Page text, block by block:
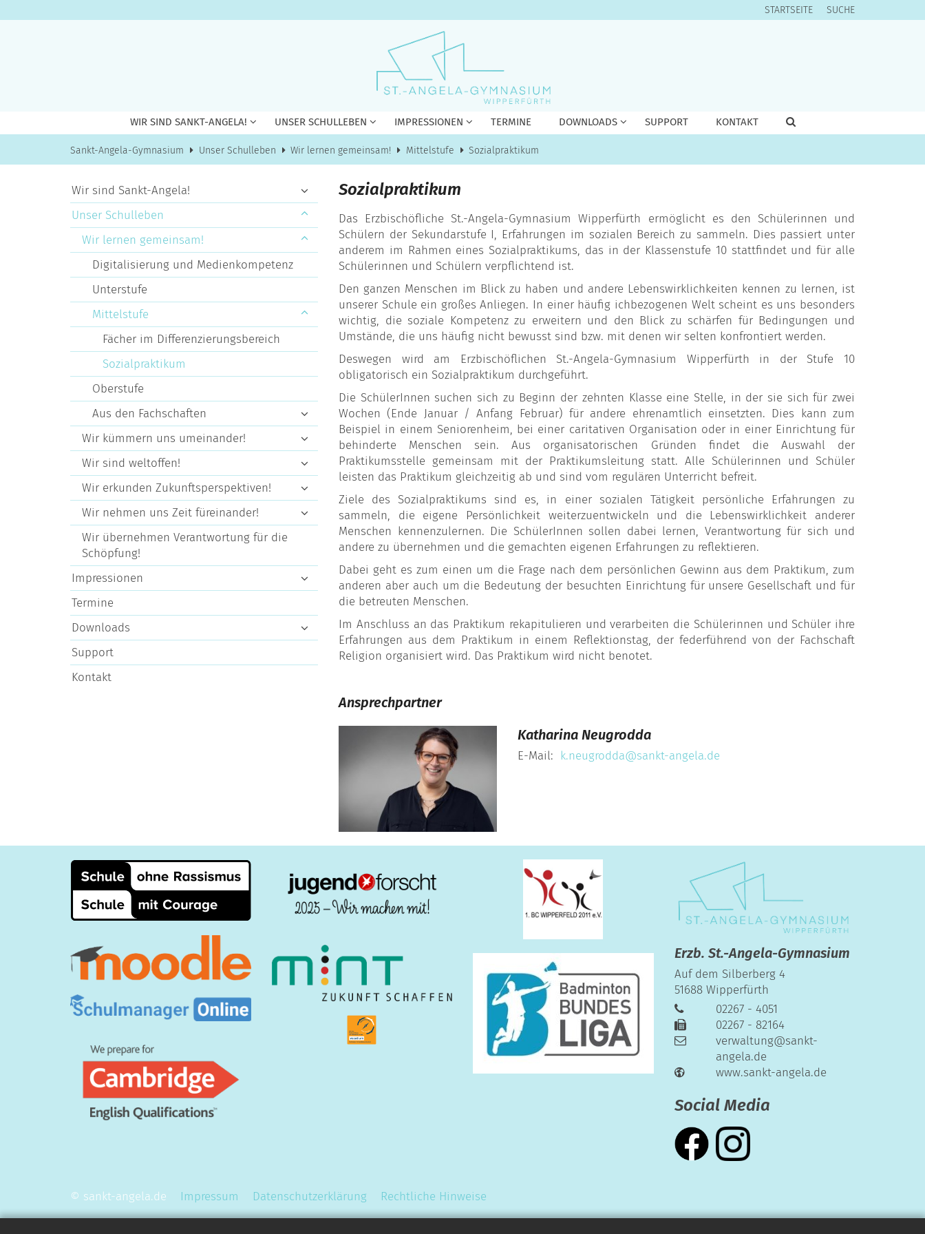
STARTSEITE SUCHE
WIR SIND SANKT-ANGELA! UNSER SCHULLEBEN IMPRESSIONEN TERMINE DOWNLOADS SUPPORT KONTAKT
Sankt-Angela-Gymnasium Unser Schulleben Wir lernen gemeinsam! Mittelstufe Sozialpraktikum
Sozialpraktikum
Das Erzbischöfliche St.-Angela-Gymnasium Wipperfürth ermöglicht es den Schülerinnen und
Schülern der Sekundarstufe I, Erfahrungen im sozialen Bereich zu sammeln. Dies passiert unter
anderem im Rahmen eines Sozialpraktikums, das in der Klassenstufe 10 stattfindet und für alle
Schülerinnen und Schülern verpflichtend ist.
Den ganzen Menschen im Blick zu haben und andere Lebenswirklichkeiten kennen zu lernen, ist
unserer Schule ein großes Anliegen. In einer häufig ichbezogenen Welt scheint es uns besonders
wichtig, die soziale Kompetenz zu erweitern und den Blick zu schärfen für Bedingungen und
Umstände, die uns häufig nicht bewusst sind bzw. mit denen wir selten konfrontiert werden.
Deswegen wird am Erzbischöflichen St.-Angela-Gymnasium Wipperfürth in der Stufe 10
obligatorisch ein Sozialpraktikum durchgeführt.
Die SchülerInnen suchen sich zu Beginn der zehnten Klasse eine Stelle, in der sie sich für zwei
Wochen (Ende Januar / Anfang Februar) für andere ehrenamtlich einsetzten. Dies kann zum
Beispiel in einem Seniorenheim, bei einer caritativen Organisation oder in einer Einrichtung für
behinderte Menschen sein. Aus organisatorischen Gründen findet die Auswahl der
Praktikumsstelle gemeinsam mit der Praktikumsleitung statt. Alle Schülerinnen und Schüler
leisten das Praktikum gleichzeitig ab und sind vom regulären Unterricht befreit.
Ziele des Sozialpraktikums sind es, in einer sozialen Tätigkeit persönliche Erfahrungen zu
sammeln, die eigene Persönlichkeit weiterzuentwickeln und die Lebenswirklichkeit anderer
Menschen kennenzulernen. Die SchülerInnen sollen dabei lernen, Verantwortung für sich und
andere zu übernehmen und die gemachten eigenen Erfahrungen zu reflektieren.
Dabei geht es zum einen um die Frage nach dem persönlichen Gewinn aus dem Praktikum, zum
anderen aber auch um die Bedeutung der besuchten Einrichtung für unsere Gesellschaft und für
die betreuten Menschen.
Im Anschluss an das Praktikum rekapitulieren und verarbeiten die Schülerinnen und Schüler ihre
Erfahrungen aus dem Praktikum in einem Reflektionstag, der federführend von der Fachschaft
Religion organisiert wird. Das Praktikum wird nicht benotet.
Ansprechpartner
Katharina Neugrodda
E-Mail: k.neugrodda@sankt-angela.de
Wir sind Sankt-Angela!
Unser Schulleben
Wir lernen gemeinsam!
Digitalisierung und Medienkompetenz
Unterstufe
Mittelstufe
Fächer im Differenzierungsbereich
Sozialpraktikum
Oberstufe
Aus den Fachschaften
Wir kümmern uns umeinander!
Wir sind weltoffen!
Wir erkunden Zukunftsperspektiven!
Wir nehmen uns Zeit füreinander!
Wir übernehmen Verantwortung für die
Schöpfung!
Impressionen
Termine
Downloads
Support
Kontakt
Erzb. St.-Angela-Gymnasium
Auf dem Silberberg 4
51688 Wipperfürth
02267 - 4051
02267 - 82164
verwaltung@sankt-
angela.de
www.sankt-angela.de
Social Media
© sankt-angela.de Impressum Datenschutzerklärung Rechtliche Hinweise